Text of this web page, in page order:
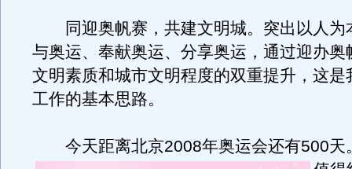
同迎奥帆赛，共建文明城。突出以人为
与奥运、奉献奥运、分享奥运，通过迎办奥
文明素质和城市文明程度的双重提升，这是
工作的基本思路。
今天距离北京2008年奥运会还有500天